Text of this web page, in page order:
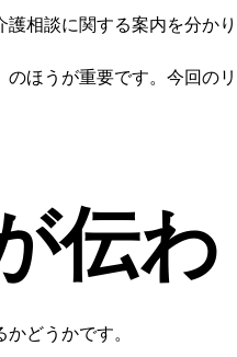
相談に関する案内を分かり
ほうが重要です。今回のリ
伝わ
どうかです。